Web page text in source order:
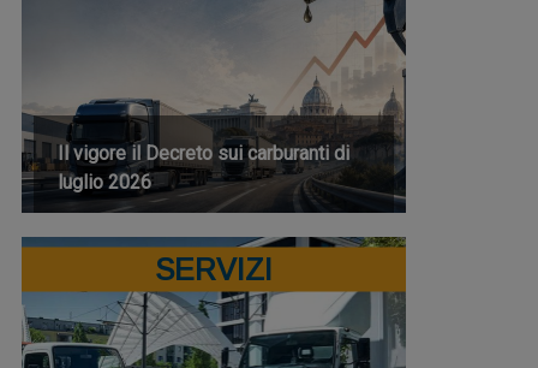
Il vigore il Decreto sui carburanti di
luglio 2026
SERVIZI